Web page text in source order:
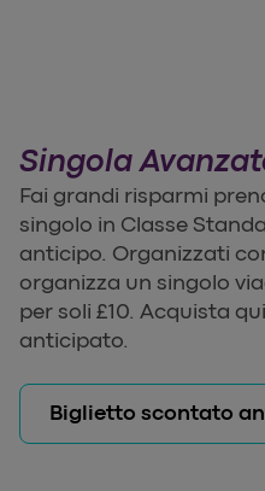
Singola
Fai grandi risparmi
singolo in Classe
anticipo. Organizzati
organizza un singolo
per soli £10. Acquista
anticipato.
Biglietto scontato